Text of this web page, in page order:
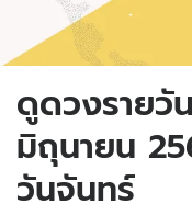
ดูดวงรายวั
มิถุนายน
วันจันทร์